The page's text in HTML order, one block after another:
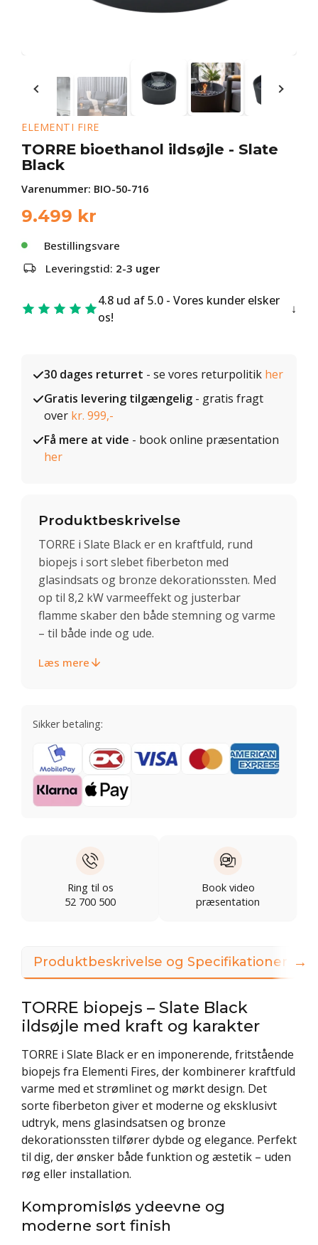
ELEMENTI FIRE
TORRE bioethanol ildsøjle - Slate
Black
Varenummer: BIO-50-716
9.499 kr
Bestillingsvare
Leveringstid: 2-3 uger
4.8 ud af 5.0 - Vores kunder elsker
os!
30 dages returret - se vores returpolitik her
Gratis levering tilgængelig - gratis fragt
over kr. 999,-
Få mere at vide - book online præsentation
her
Produktbeskrivelse
TORRE i Slate Black er en kraftfuld, rund
biopejs i sort slebet fiberbeton med
glasindsats og bronze dekorationssten. Med
op til 8,2 kW varmeeffekt og justerbar
flamme skaber den både stemning og varme
– til både inde og ude.
Læs mere
Sikker betaling:
Ring til os
52 700 500
Book video
præsentation
Produktbeskrivelse og Specifikationer
TORRE biopejs – Slate Black
ildsøjle med kraft og karakter
TORRE i Slate Black er en imponerende, fritstående
biopejs fra Elementi Fires, der kombinerer kraftfuld
varme med et strømlinet og mørkt design. Det
sorte fiberbeton giver et moderne og eksklusivt
udtryk, mens glasindsatsen og bronze
dekorationssten tilfører dybde og elegance. Perfekt
til dig, der ønsker både funktion og æstetik – uden
røg eller installation.
Kompromisløs ydeevne og
moderne sort finish
→